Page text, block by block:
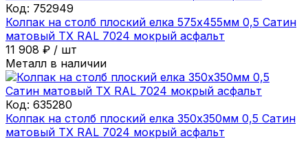
Код: 752949
Колпак на столб плоский елка 575х455мм 0,5 Сатин
матовый ТХ RAL 7024 мокрый асфальт
11 908 ₽ / шт
Металл в наличии
Код: 635280
Колпак на столб плоский елка 350х350мм 0,5 Сатин
матовый ТХ RAL 7024 мокрый асфальт